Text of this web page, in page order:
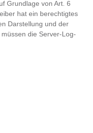
Grundlage von Art. 6
hat ein berechtigtes
Darstellung und der
die Server-Log-